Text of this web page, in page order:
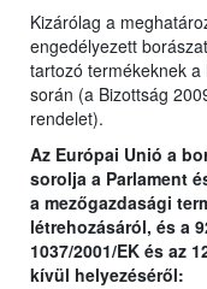
Kizárólag a
engedélyezett
tartozó termékeknek
során (a Bizottság
rendelet).
Az Európai Unió a
sorolja a Parlament
a mezőgazdasági
létrehozásáról, és a
1037/2001/EK és az
kívül helyezéséről: